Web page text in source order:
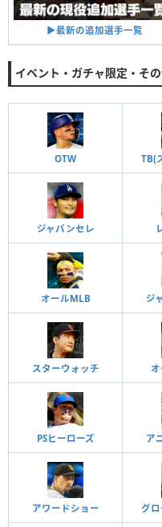
▶︎最新の追加選手一覧
イベント・ガチャ限定・そ
OTW TB(
ジャパンセレ
オールMLB ジ
スターウォッチ
PSヒーローズ ア
アワードショー グ